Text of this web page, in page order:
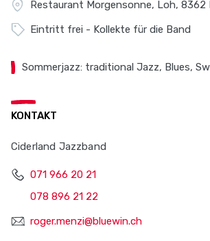
Restaurant Morgensonne, Loh, 8362
Eintritt frei - Kollekte für die Band
Sommerjazz: traditional Jazz, Blues,
KONTAKT
Ciderland Jazzband
071 966 20 21
078 896 21 22
roger.menzi@bluewin.ch